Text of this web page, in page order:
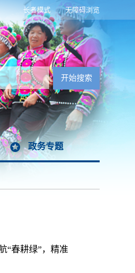
无障碍浏览
长者模式
政务专题
“春耕绿”，精准